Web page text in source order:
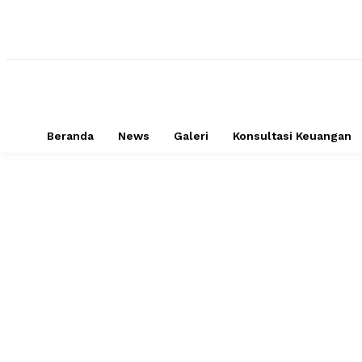
Beranda News Galeri Konsultasi Keuangan